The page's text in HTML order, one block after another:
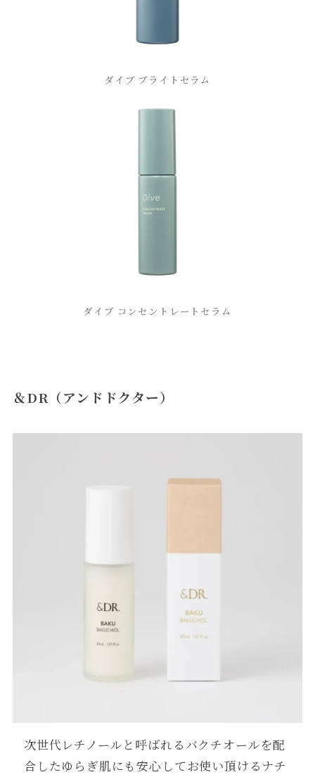
ダイブ ブライトセラム
ダイブ コンセントレートセラム
＆DR（アンドドクター）
次世代レチノールと呼ばれるバクチオールを配
合したゆらぎ肌にも安心してお使い頂けるナチ